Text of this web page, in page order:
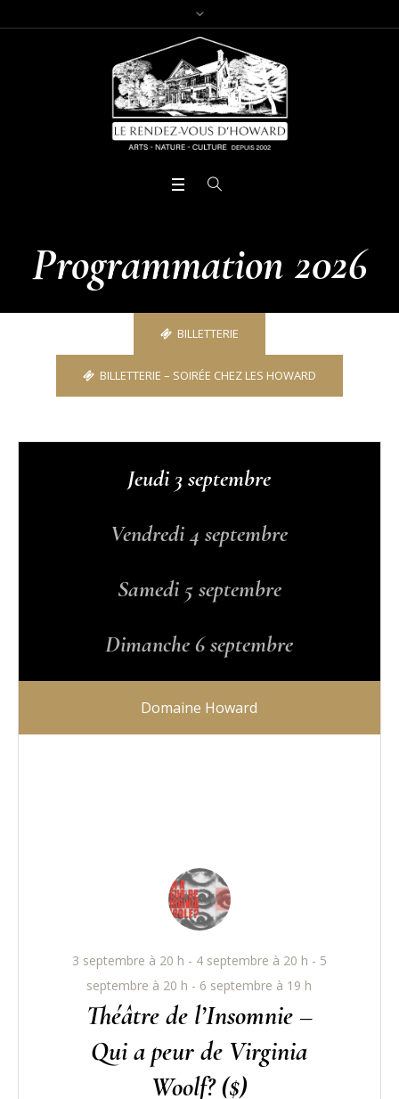
Programmation 2026
BILLETTERIE
BILLETTERIE – SOIRÉE CHEZ LES HOWARD
Jeudi 3 septembre
Vendredi 4 septembre
Samedi 5 septembre
Dimanche 6 septembre
Domaine Howard
3 septembre à 20 h - 4 septembre à 20 h - 5
septembre à 20 h - 6 septembre à 19 h
Théâtre de l’Insomnie –
Qui a peur de Virginia
Woolf? ($)